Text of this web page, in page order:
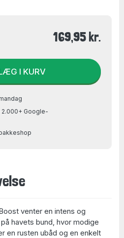
169,95 kr.
I KURV
Google-
venter en intens og
havets bund, hvor modige
en rusten ubåd og en enkelt